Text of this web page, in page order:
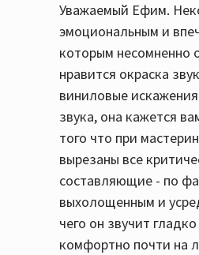
Уважаемый Ефим.
эмоциональным и
которым несомненно
нравится окраска
виниловые
звука, она кажется
того что при
вырезаны все
составляющие - по
выхолощенным и
чего он звучит
комфортно почти на